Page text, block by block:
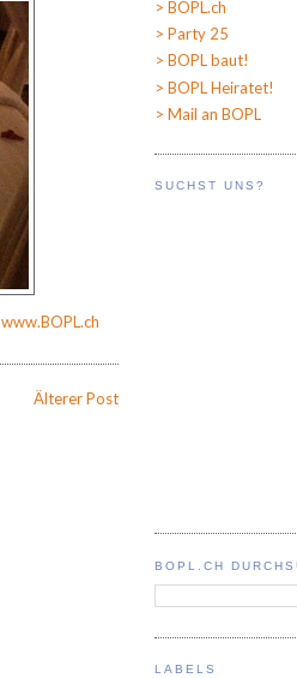
www.BOPL.ch
Älterer Post
> BOPL.ch
> Party 25
> BOPL baut!
> BOPL Heiratet!
> Mail an BOPL
SUCHST UNS?
BOPL.CH
LABELS